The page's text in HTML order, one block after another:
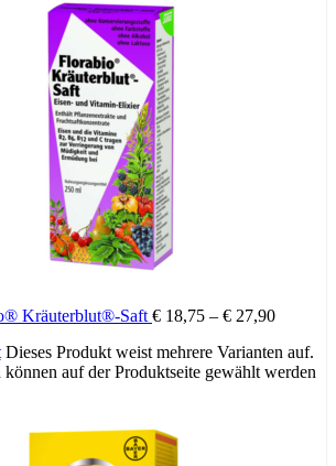
Kräuterblut®-Saft € 18,75 – € 27,90
Dieses Produkt weist mehrere Varianten auf.
auf der Produktseite gewählt werden